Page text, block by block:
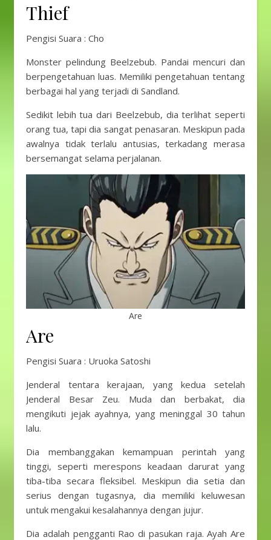
Thief
Pengisi Suara : Cho
Monster pelindung Beelzebub. Pandai mencuri dan
berpengetahuan luas. Memiliki pengetahuan tentang
berbagai hal yang terjadi di Sandland.
Sedikit lebih tua dari Beelzebub, dia terlihat seperti
orang tua, tapi dia sangat penasaran. Meskipun pada
awalnya tidak terlalu antusias, terkadang merasa
bersemangat selama perjalanan.
Are
Are
Pengisi Suara : Uruoka Satoshi
Jenderal tentara kerajaan, yang kedua setelah
Jenderal Besar Zeu. Muda dan berbakat, dia
mengikuti jejak ayahnya, yang meninggal 30 tahun
lalu.
Dia membanggakan kemampuan perintah yang
tinggi, seperti merespons keadaan darurat yang
tiba-tiba secara fleksibel. Meskipun dia setia dan
serius dengan tugasnya, dia memiliki keluwesan
untuk mengakui kesalahannya dengan jujur.
Dia adalah pengganti Rao di pasukan raja. Ayah Are